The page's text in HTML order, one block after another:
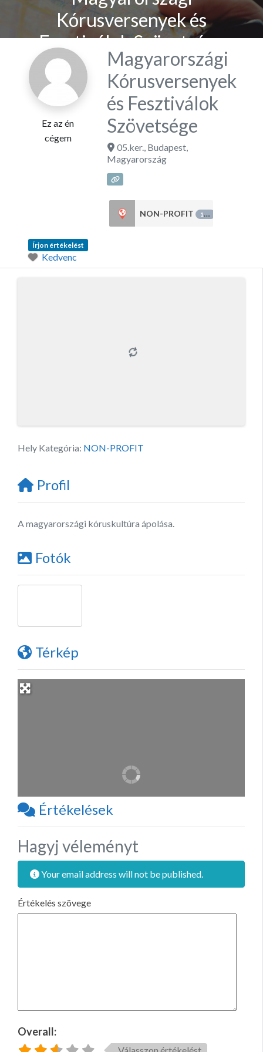
Kórusversenyek és
Fesztiválok Szövetsége
Ez az én
cégem
Magyarországi
Kórusversenyek
és Fesztiválok
Szövetsége
05.ker., Budapest,
Magyarország
NON-PROFIT 125
Írjon értékelést
Kedvenc
Hely Kategória: NON-PROFIT
Profil
A magyarországi kóruskultúra ápolása.
Fotók
Térkép
Értékelések
Hagyj véleményt
Your email address will not be published.
Értékelés szövege
Overall:
Válasszon értékelést